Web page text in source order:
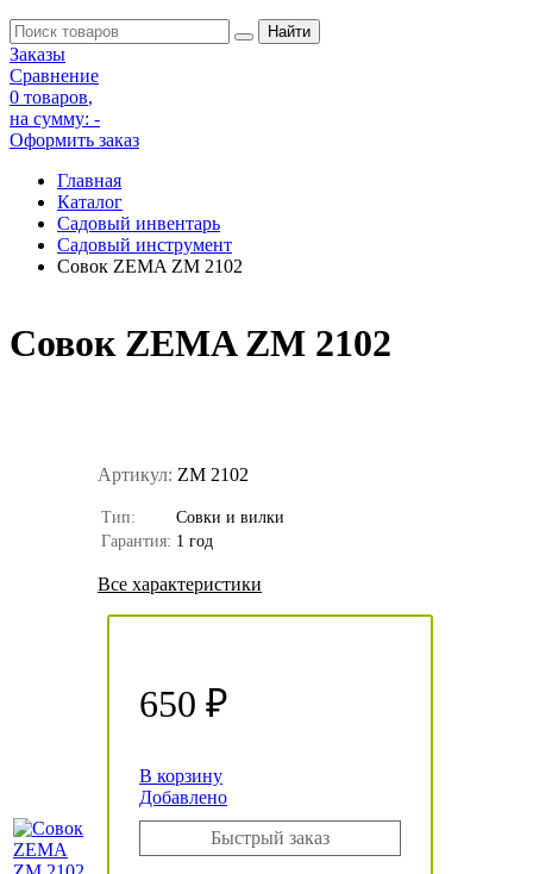
Заказы
Сравнение
0 товаров,
на сумму: -
Оформить заказ
Главная
Каталог
Садовый инвентарь
Садовый инструмент
Совок ZEMA ZM 2102
Совок ZEMA ZM 2102
Артикул: ZM 2102
Тип:
Совки и вилки
Гарантия: 1 год
Все характеристики
650 ₽
В корзину
Добавлено
Быстрый заказ